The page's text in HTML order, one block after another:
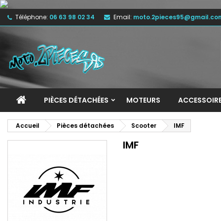
Téléphone: 06 63 98 02 34 Email:
PIÈCES DÉTACHÉES MOTEURS
Accueil Pièces détachées Scooter IMF
IMF